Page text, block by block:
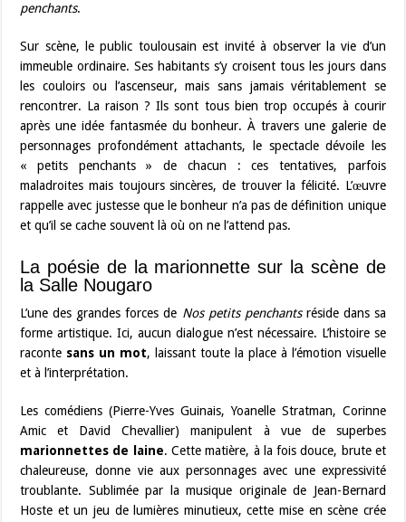
penchants.
Sur scène, le public toulousain est invité à observer la vie d’un
immeuble ordinaire. Ses habitants s’y croisent tous les jours dans
les couloirs ou l’ascenseur, mais sans jamais véritablement se
rencontrer. La raison ? Ils sont tous bien trop occupés à courir
après une idée fantasmée du bonheur. À travers une galerie de
personnages profondément attachants, le spectacle dévoile les
« petits penchants » de chacun : ces tentatives, parfois
maladroites mais toujours sincères, de trouver la félicité. L’œuvre
rappelle avec justesse que le bonheur n’a pas de définition unique
et qu’il se cache souvent là où on ne l’attend pas.
La poésie de la marionnette sur la scène de
la Salle Nougaro
L’une des grandes forces de Nos petits penchantsréside dans sa
forme artistique. Ici, aucun dialogue n’est nécessaire. L’histoire se
raconte sans un mot, laissant toute la place à l’émotion visuelle
et à l’interprétation.
Les comédiens (Pierre-Yves Guinais, Yoanelle Stratman, Corinne
Amic et David Chevallier) manipulent à vue de superbes
marionnettes de laine. Cette matière, à la fois douce, brute et
chaleureuse, donne vie aux personnages avec une expressivité
troublante. Sublimée par la musique originale de Jean-Bernard
Hoste et un jeu de lumières minutieux, cette mise en scène crée